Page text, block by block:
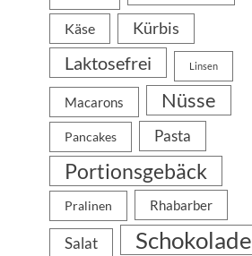
Käse Kürbis
Laktosefrei Linsen
Macarons Nüsse
Pancakes Pasta
Portionsgebäck
Pralinen Rhabarber
Salat Schokolade